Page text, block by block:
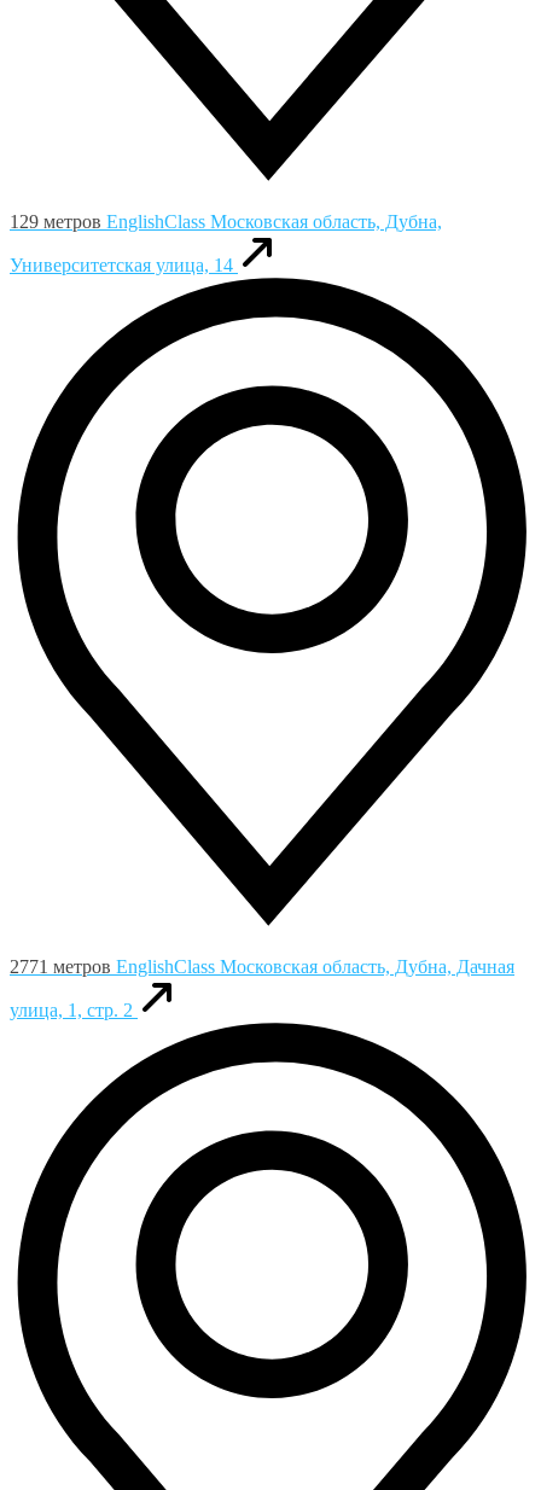
129 метров EnglishClass Московская область, Дубна,
Университетская улица, 14
2771 метров EnglishClass Московская область, Дубна, Дачная
улица, 1, стр. 2